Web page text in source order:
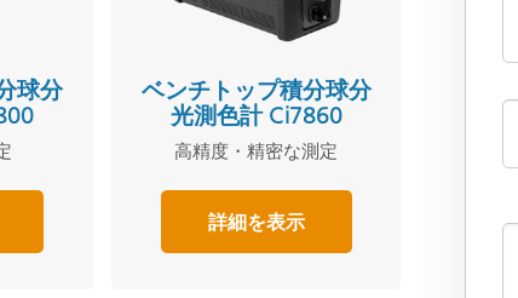
球分
ベンチトップ積分球分
光測色計 Ci7860
高精度・精密な測定
詳細を表示